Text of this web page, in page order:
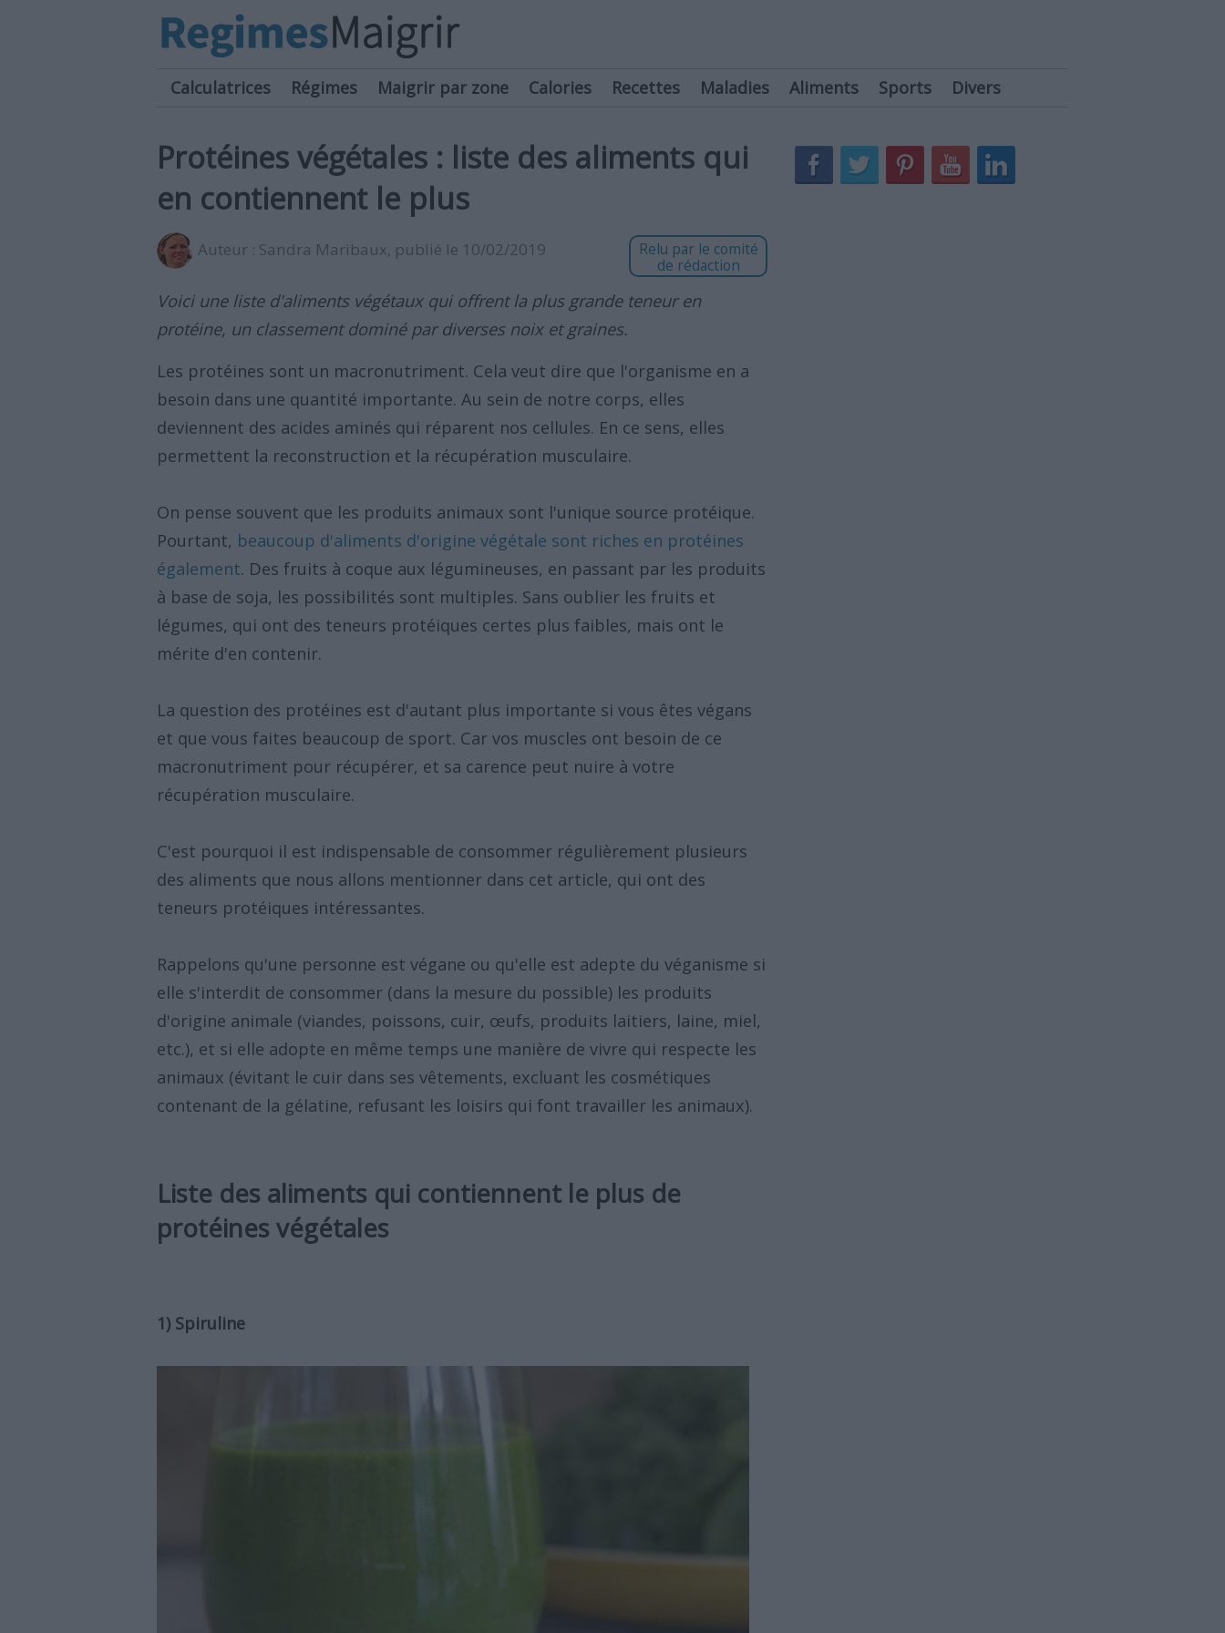
Calculatrices Régimes Maigrir par zone Calories Recettes Maladies Aliments Sports Divers
Protéines végétales : liste des aliments qui
en contiennent le plus
Auteur : Sandra Maribaux, publié le 10/02/2019
Relu par le comité
de rédaction
Voici une liste d'aliments végétaux qui offrent la plus grande teneur en
protéine, un classement dominé par diverses noix et graines.
Les protéines sont un macronutriment. Cela veut dire que l'organisme en a
besoin dans une quantité importante. Au sein de notre corps, elles
deviennent des acides aminés qui réparent nos cellules. En ce sens, elles
permettent la reconstruction et la récupération musculaire.
On pense souvent que les produits animaux sont l'unique source protéique.
Pourtant, beaucoup d'aliments d'origine végétale sont riches en protéines
également. Des fruits à coque aux légumineuses, en passant par les produits
à base de soja, les possibilités sont multiples. Sans oublier les fruits et
légumes, qui ont des teneurs protéiques certes plus faibles, mais ont le
mérite d'en contenir.
La question des protéines est d'autant plus importante si vous êtes végans
et que vous faites beaucoup de sport. Car vos muscles ont besoin de ce
macronutriment pour récupérer, et sa carence peut nuire à votre
récupération musculaire.
C'est pourquoi il est indispensable de consommer régulièrement plusieurs
des aliments que nous allons mentionner dans cet article, qui ont des
teneurs protéiques intéressantes.
Rappelons qu'une personne est végane ou qu'elle est adepte du véganisme si
elle s'interdit de consommer (dans la mesure du possible) les produits
d'origine animale (viandes, poissons, cuir, œufs, produits laitiers, laine, miel,
etc.), et si elle adopte en même temps une manière de vivre qui respecte les
animaux (évitant le cuir dans ses vêtements, excluant les cosmétiques
contenant de la gélatine, refusant les loisirs qui font travailler les animaux).
Liste des aliments qui contiennent le plus de
protéines végétales
1) Spiruline